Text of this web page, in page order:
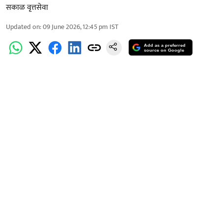
सकाळ वृत्तसेवा
Updated on:09 June 2026, 12:45 pm IST
Add as a preferred
source on Google